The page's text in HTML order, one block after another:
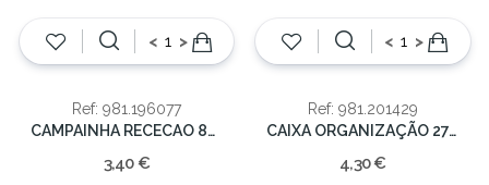
< >
Ref: 981.196077
CAMPAINHA RECECAO 8CM
3,40 €
< >
Ref: 981.201429
CAIXA ORGANIZAÇÃO 27.5X17X4CM
4,30 €